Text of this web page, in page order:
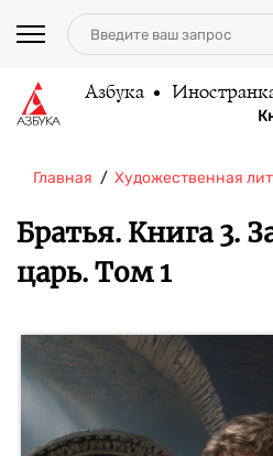
Азбука
Главная Художественная
Братья. Книга 3.
царь. Том 1